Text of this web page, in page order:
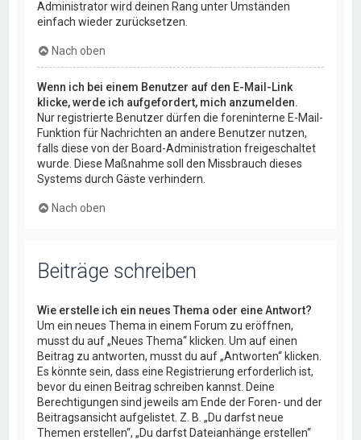
Administrator wird deinen Rang unter Umständen
einfach wieder zurücksetzen.
Nach oben
Wenn ich bei einem Benutzer auf den E-Mail-Link
klicke, werde ich aufgefordert, mich anzumelden.
Nur registrierte Benutzer dürfen die foreninterne E-Mail-
Funktion für Nachrichten an andere Benutzer nutzen,
falls diese von der Board-Administration freigeschaltet
wurde. Diese Maßnahme soll den Missbrauch dieses
Systems durch Gäste verhindern.
Nach oben
Beiträge schreiben
Wie erstelle ich ein neues Thema oder eine Antwort?
Um ein neues Thema in einem Forum zu eröffnen,
musst du auf „Neues Thema“ klicken. Um auf einen
Beitrag zu antworten, musst du auf „Antworten“ klicken.
Es könnte sein, dass eine Registrierung erforderlich ist,
bevor du einen Beitrag schreiben kannst. Deine
Berechtigungen sind jeweils am Ende der Foren- und der
Beitragsansicht aufgelistet. Z. B. „Du darfst neue
Themen erstellen“, „Du darfst Dateianhänge erstellen“